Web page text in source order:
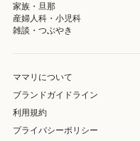
家族・旦那
産婦人科・小児科
雑談・つぶやき
ママリについて
ブランドガイドライン
利用規約
プライバシーポリシー